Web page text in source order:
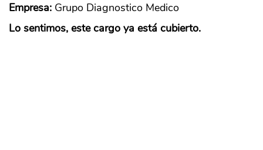
Empresa: Grupo Diagnostico Medico
Lo sentimos, este cargo ya está cubierto.